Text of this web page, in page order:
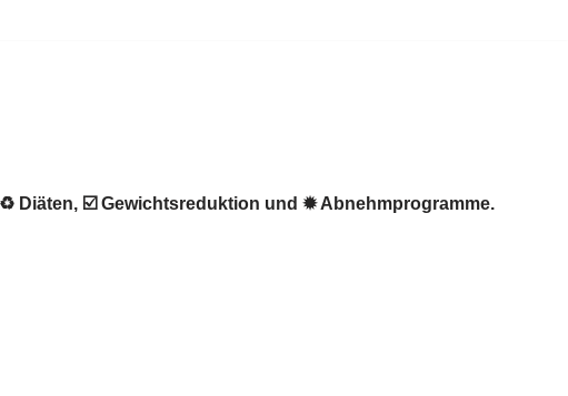
Diäten, ☑️ Gewichtsreduktion und ✹ Abnehmprogramme.